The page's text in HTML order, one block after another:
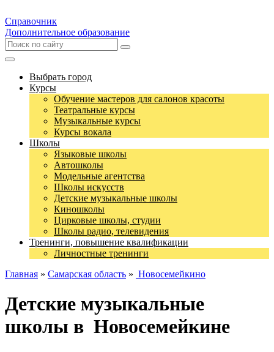
Справочник
Дополнительное образование
Выбрать город
Курсы
Обучение мастеров для салонов красоты
Театральные курсы
Музыкальные курсы
Курсы вокала
Школы
Языковые школы
Автошколы
Модельные агентства
Школы искусств
Детские музыкальные школы
Киношколы
Цирковые школы, студии
Школы радио, телевидения
Тренинги, повышение квалификации
Личностные тренинги
Главная » Самарская область » Новосемейкино
Детские музыкальные
школы в Новосемейкине